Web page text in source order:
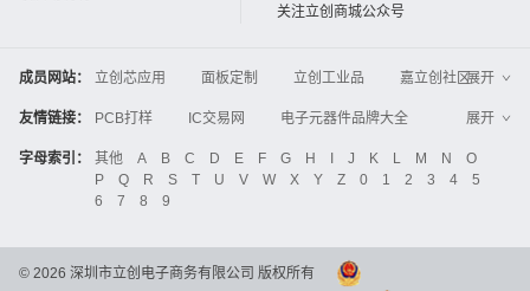
关注立创商城公众号
成员网站： 立创芯应用 面板定制 立创工业品
嘉立创社区
3D打印
嘉立创FPC 嘉立创PCB
嘉立创FA
Global Website LCSC
ZXHPCB
展开
友情链接： PCB打样 IC交易网
电子元器件品牌大全
中国IC网
智能电网 机电设备
电子工程网
晶振
电子技术应用 21icsearch
电子展
工业品采购
IC电子网 锂电池
集成灶
中国机床商务网
DFRobot开源硬件商城
展开
字母索引： 其他 A B C D E F G H I J K L M N
O
P
Q R S T U V W X Y Z 0 1 2 3 4
5
6
7 8 9
© 2026 深圳市立创电子商务有限公司 版权所有